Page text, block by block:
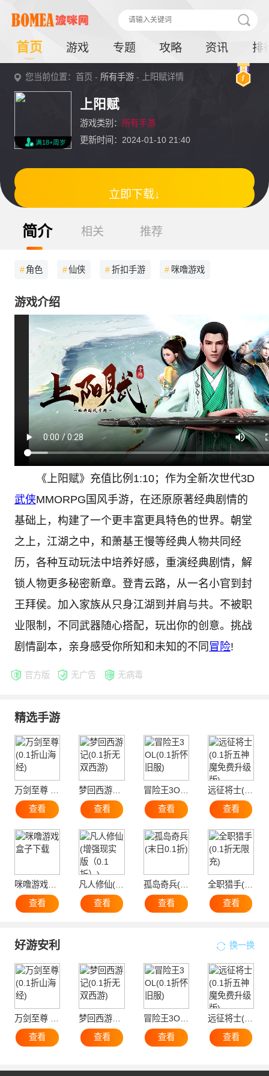
首页 游戏 专题 攻略 资讯 排
您当前位置：首页 - 所有手游 - 上阳赋详情
满18+周岁
上阳赋
游戏类别： 所有手游
更新时间：2024-01-10 21:40
立即下载↓
简介 相关 推荐
#角色 #仙侠 #折扣手游 # 咪噜游戏
游戏介绍
《上阳赋》充值比例1:10；作为全新次世代3D
武侠MMORPG国风手游，在还原原著经典剧情的
基础上，构建了一个更丰富更具特色的世界。朝堂
之上，江湖之中，和萧基王慢等经典人物共同经
历，各种互动玩法中培养好感，重演经典剧情，解
锁人物更多秘密新章。登青云路，从一名小官到封
王拜侯。加入家族从只身江湖到并肩与共。不被职
业限制，不同武器随心搭配，玩出你的创意。挑战
剧情副本，亲身感受你所知和未知的不同 冒险!
官方版 无广告 无病毒
精选手游
万剑至尊 (0.1折山海经)
查看
梦回西游记(0.1折无双西游)
查看
冒险王3OL(0.1折怀旧服)
查看
远征将士(0.1折五神魔免费升级版)
查看
咪噜游戏盒子下载
查看
凡人修仙(增强现实版（0.1折）)
查看
孤岛奇兵(末日0.1折)
查看
全职猎手(0.1折无限充)
查看
好游安利 换一换
查看
查看
冒险王3OL(0.1折怀旧服)
查看
查看